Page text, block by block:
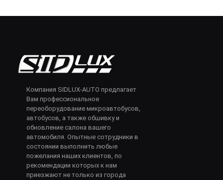
Компания SIDLUX-AUTO предлагает
Вам профессиональное
переоборудование микроавтобусов,
автобусов, а также обшивку и
обновление салона вашего
автомобиля. Опытные сотрудники в
состоянии выполнить любые
пожелания наших клиентов, по
рекомендации которых к нам
приезжают не только из города